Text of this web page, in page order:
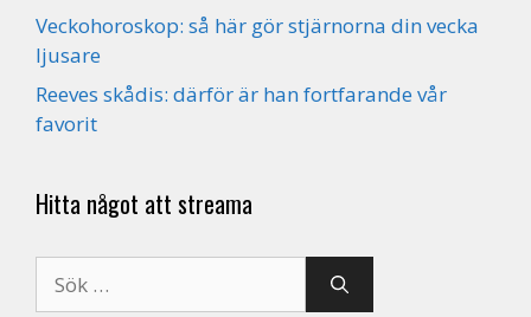
Veckohoroskop: så här gör stjärnorna din vecka
ljusare
Reeves skådis: därför är han fortfarande vår
favorit
Hitta något att streama
efter: